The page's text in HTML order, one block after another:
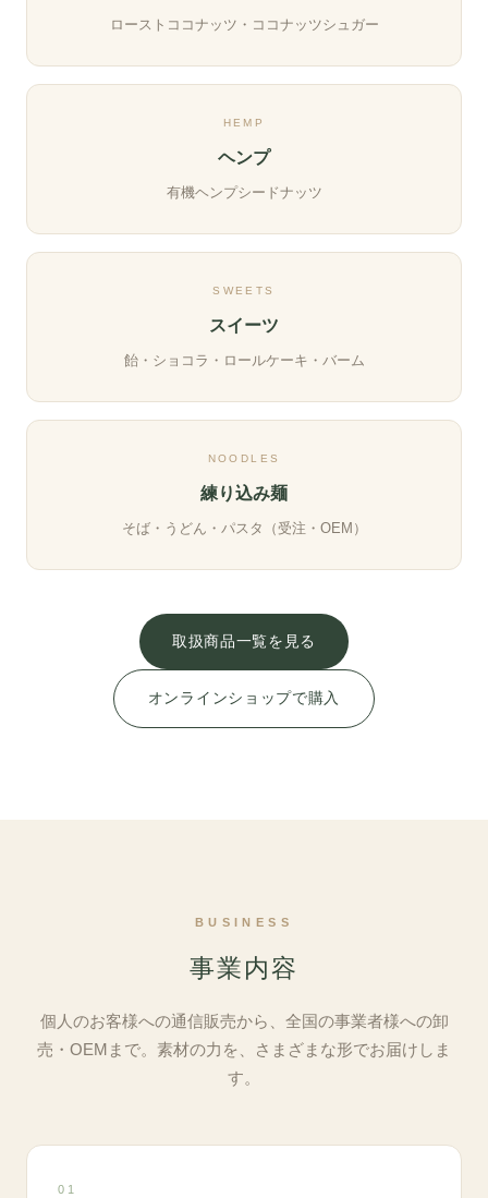
ローストココナッツ・ココナッツシュガー
HEMP
ヘンプ
有機ヘンプシードナッツ
SWEETS
スイーツ
飴・ショコラ・ロールケーキ・バーム
NOODLES
練り込み麺
そば・うどん・パスタ（受注・OEM）
取扱商品一覧を見る
オンラインショップで購入
BUSINESS
事業内容
個人のお客様への通信販売から、全国の事業者様への卸
売・OEMまで。素材の力を、さまざまな形でお届けしま
す。
01